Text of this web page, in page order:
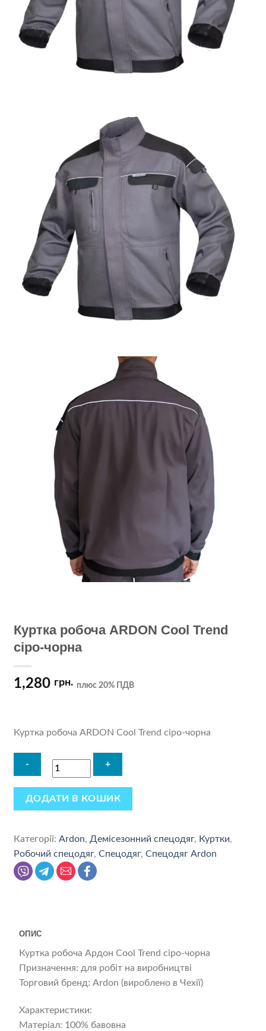
Куртка робоча ARDON Cool Trend
сіро-чорна
1,280 грн. плюс 20% ПДВ
Куртка робоча ARDON Cool Trend сіро-чорна
ДОДАТИ В КОШИК
Категорії:Ardon,Демісезонний спецодяг, Куртки,
Робочий спецодяг,Спецодяг,Спецодяг Ardon
ОПИС
Куртка робоча Ардон Cool Trend сіро-чорна
Призначення: для робіт на виробництві
Торговий бренд: Ardon (вироблено в Чехії)
Характеристики:
Матеріал: 100% бавовна